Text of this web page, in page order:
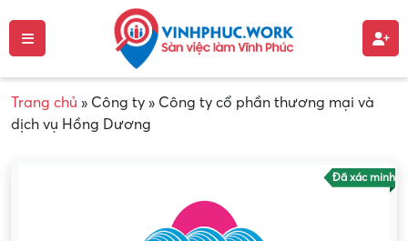
Trang chủ » Công ty » Công ty cổ phần thương mại và
dịch vụ Hồng Dương
Đã xác minh